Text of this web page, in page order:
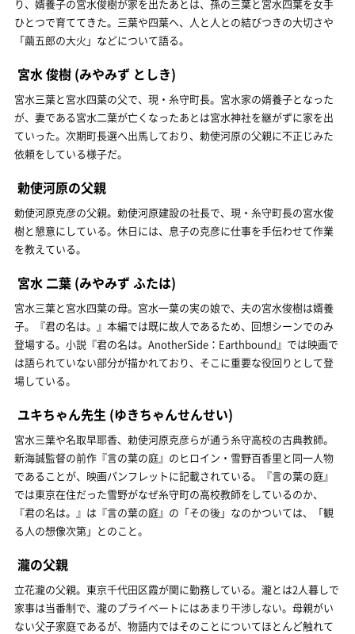
り、婿養子の宮水俊樹が家を出たあとは、孫の三葉と宮水四葉を女手
ひとつで育ててきた。三葉や四葉へ、人と人との結びつきの大切さや
「繭五郎の大火」などについて語る。
宮水 俊樹 (みやみず としき)
宮水三葉と宮水四葉の父で、現・糸守町長。宮水家の婿養子となった
が、妻である宮水二葉が亡くなったあとは宮水神社を継がずに家を出
ていった。次期町長選へ出馬しており、勅使河原の父親に不正じみた
依頼をしている様子だ。
勅使河原の父親
勅使河原克彦の父親。勅使河原建設の社長で、現・糸守町長の宮水俊
樹と懇意にしている。休日には、息子の克彦に仕事を手伝わせて作業
を教えている。
宮水 二葉 (みやみず ふたは)
宮水三葉と宮水四葉の母。宮水一葉の実の娘で、夫の宮水俊樹は婿養
子。『君の名は。』本編では既に故人であるため、回想シーンでのみ
登場する。小説『君の名は。AnotherSide：Earthbound』では映画で
は語られていない部分が描かれており、そこに重要な役回りとして登
場している。
ユキちゃん先生 (ゆきちゃんせんせい)
宮水三葉や名取早耶香、勅使河原克彦らが通う糸守高校の古典教師。
新海誠監督の前作『言の葉の庭』のヒロイン・雪野百香里と同一人物
であることが、映画パンフレットに記載されている。『言の葉の庭』
では東京在住だった雪野がなぜ糸守町の高校教師をしているのか、
『君の名は。』は『言の葉の庭』の「その後」なのかついては、「観
る人の想像次第」とのこと。
瀧の父親
立花瀧の父親。東京千代田区霞が関に勤務している。瀧とは2人暮しで
家事は当番制で、瀧のプライベートにはあまり干渉しない。母親がい
ない父子家庭であるが、物語内ではそのことについてほとんど触れて